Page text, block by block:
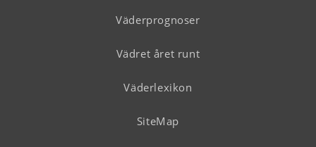
Väderprognoser
Vädret året runt
Väderlexikon
SiteMap